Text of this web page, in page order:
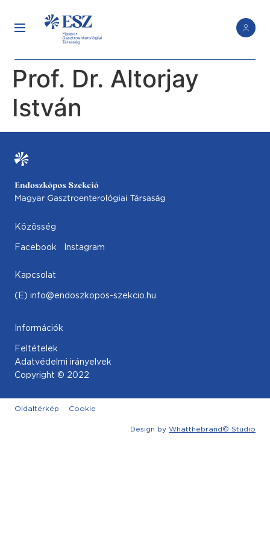
Prof. Dr. Altorjay
István
Közösség
Facebook Instagram
Kapcsolat
(E) info@endoszkopos-szekcio.hu
Információk
Feltételek
Adatvédelmi irányelvek
Copyright © 2022
Oldaltérkép Cookie
Design by Whatthebrand© Studio